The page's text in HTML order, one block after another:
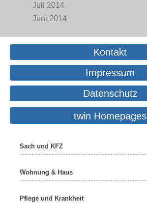
Juli 2014
Juni 2014
Kontakt
Impressum
Datenschutz
twin Homepages
Sach und KFZ
Wohnung & Haus
Pflege und Krankheit